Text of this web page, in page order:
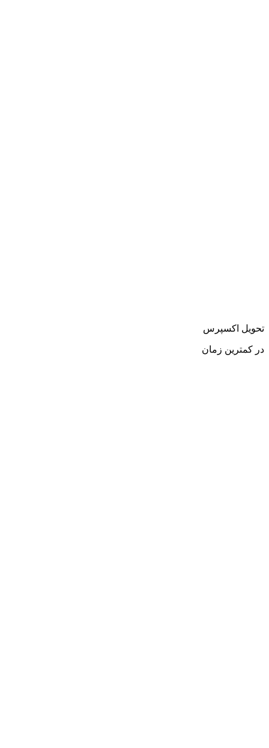
تحویل اکسپرس
در کمترین زمان